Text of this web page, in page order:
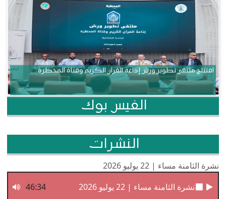
افتتاح ملتقى تطوير ورش إذاعة القرآن الكريم وقناة المحظرة
الفيس بوك
النشرات
نشرة الثامنة مساء | 22 يوليو 2026
نشرة الثامنة مساء | 22 يوليو 2026
46:34